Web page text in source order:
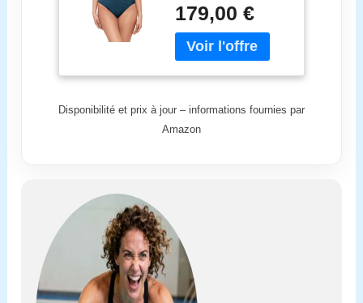
pièce à
armatures
Bonnet DD,
Réseau, 16
179,00 €
Disponibilité et prix à jour – informations fournies par
Amazon